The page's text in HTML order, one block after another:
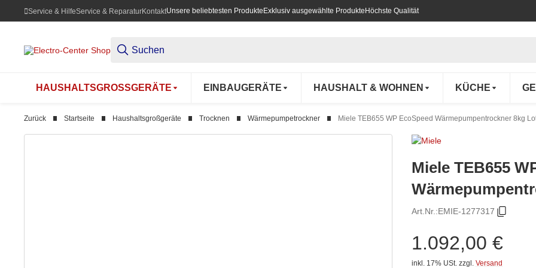
Service & HilfeService & ReparaturKontaktUnsere beliebtesten Produkte Exklusiv ausgewählte Produkte Höchste Qualität
HAUSHALTSGROSSGERÄTE EINBAUGERÄTE HAUSHALT & WOHNEN KÜCHE
Zurück Startseite Haushaltsgroßgeräte Trocknen Wärmepumpetrockner Miele TEB655 WP EcoSpeed Wärmepumpentrockner 8kg
Miele TEB655
Art.Nr.:EMIE-1277317
1.092,00 €
inkl. 17% USt. zzgl. Versand